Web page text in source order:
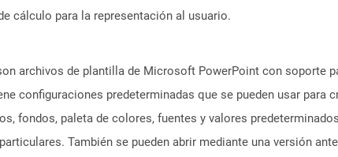
cálculo para la representación al usuario.
archivos de plantilla de Microsoft PowerPoint con soporte
configuraciones predeterminadas que se pueden usar para
fondos, paleta de colores, fuentes y valores
También se pueden abrir mediante una versión